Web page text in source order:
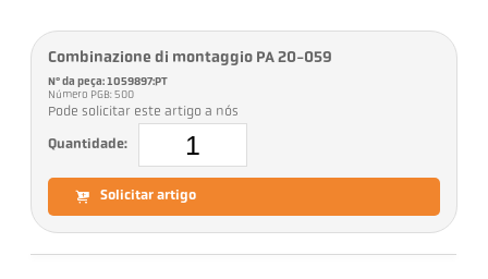
Combinazione di montaggio PA 20-059
Nº da peça: 1059897:PT
Número PGB: 500
Pode solicitar este artigo a nós
Quantidade:
Solicitar artigo